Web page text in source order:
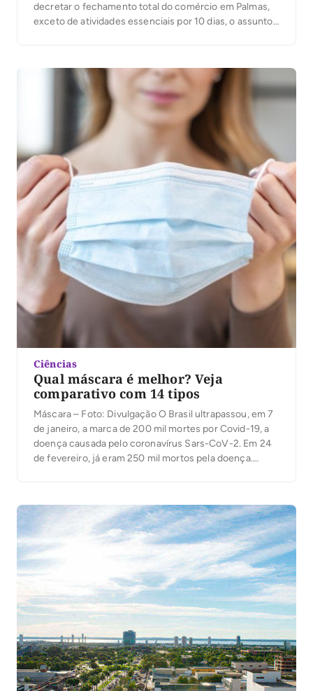
decretar o fechamento total do comércio em Palmas,
exceto de atividades essenciais por 10 dias, o assunto
pronunciou sobre a medida para deter a propagação do
Ciências
Qual máscara é melhor? Veja
comparativo com 14 tipos
Máscara – Foto: Divulgação O Brasil ultrapassou, em 7
de janeiro, a marca de 200 mil mortes por Covid-19, a
doença causada pelo coronavírus Sars-CoV-2. Em 24
de fevereiro, já eram 250 mil mortos pela doença.
especialistas alertam que […]